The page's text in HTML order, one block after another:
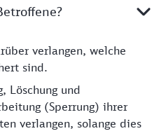
verlangen, welche
sind.
Löschung und
(Sperrung) ihrer
verlangen, solange dies